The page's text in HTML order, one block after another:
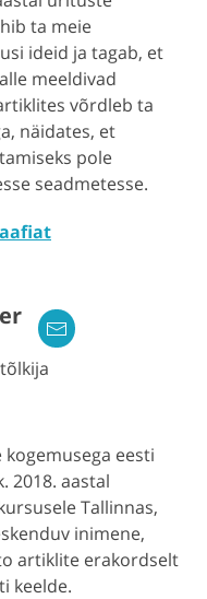
ta meie
ideid ja tagab, et
meeldivad
võrdleb ta
näidates, et
pole
seadmetesse.
eesti
2018. aastal
Tallinnas,
inimene,
artiklite erakordselt
keelde.